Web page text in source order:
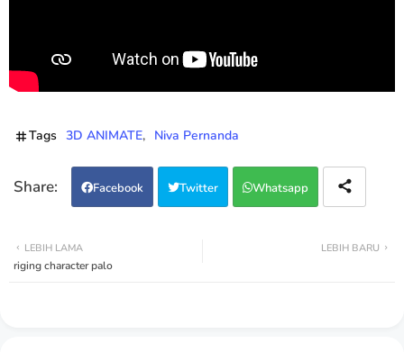
Tags 3D ANIMATE Niva Pernanda
Facebook Twitter Whatsapp
LEBIH BARU
LEBIH LAMA
riging character palo